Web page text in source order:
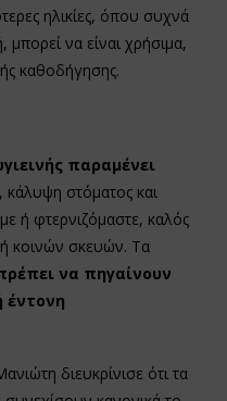
ηλικίες, όπου συχνά
μπορεί να είναι χρήσιμα,
καθοδήγησης.
παραμένει
στόματος και
ή φτερνιζόμαστε, καλός
κοινών σκευών. Τα
να πηγαίνουν
έντονη
διευκρίνισε ότι τα